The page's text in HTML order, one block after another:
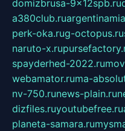
domizbrusa-9x12spb.ru
a380club.ru
perk-oka.rug-octopus.ru
naruto-x.ru
spayderhed-2022.ru
webamator.ruma-
nv-750.runews-plain.ru
dizfiles.ruyoutubefree.ru
planeta-samara.ru